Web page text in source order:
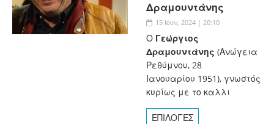
Δραμουντάνης
15 Ιουν, 2024 | 20:10
Ο Γεώργιος
Δραμουντάνης (Ανώγεια
Ρεθύμνου, 28
Ιανουαρίου 1951), γνωστός
κυρίως με το καλλι
ΕΠΙΛΟΓΕΣ